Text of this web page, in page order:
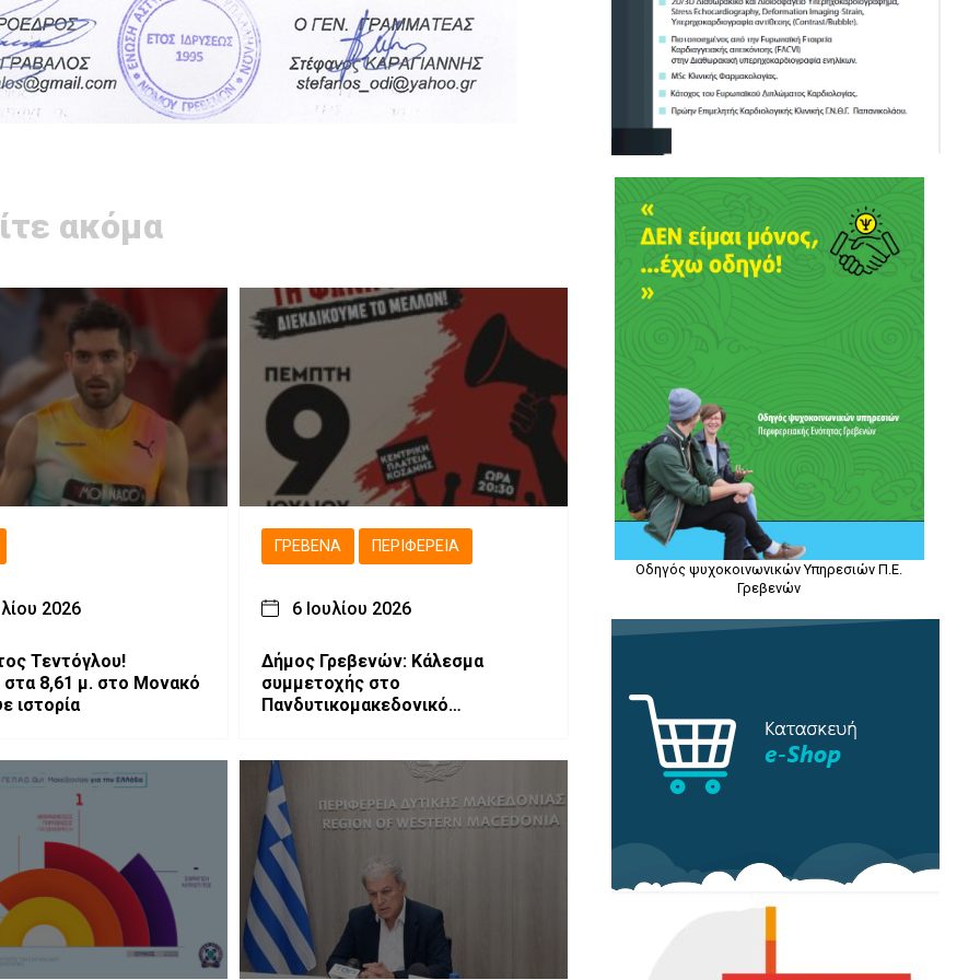
ακόμα
2026
Τεντόγλου!
στα 8,61 μ. στο Μονακό
ιστορία
ΓΡΕΒΕΝΆ ΠΕΡΙΦΈΡΕΙΑ
6 Ιουλίου 2026
Δήμος Γρεβενών: Κάλεσμα
συμμετοχής στο
Πανδυτικομακεδονικό
Οδηγός ψυχοκοινωνικών Υπηρεσιών Π.Ε.
Γρεβενών